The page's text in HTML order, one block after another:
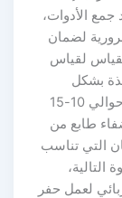
الأدوات،
لضمان
لقياس
بشكل
منفصل، حيث قد تختلف الأبعاد. يفضل إضافة حوالي 10-15
طابع من
التي تناسب
لعمل حفر